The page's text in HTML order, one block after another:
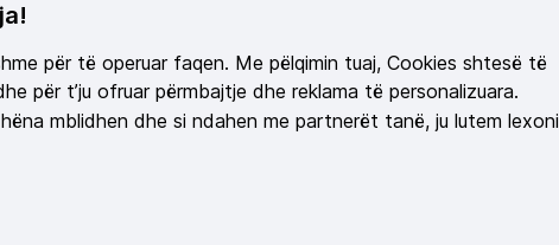
për të operuar faqen. Me pëlqimin tuaj, Cookies shtesë të
për t’ju ofruar përmbajtje dhe reklama të personalizuara.
mblidhen dhe si ndahen me partnerët tanë, ju lutem lexoni